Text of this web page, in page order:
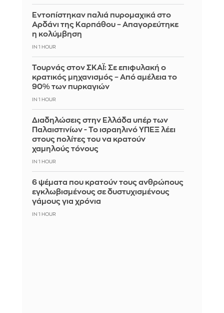
Εντοπίστηκαν παλιά πυρομαχικά στο
Αρδάνι της Καρπάθου – Απαγορεύτηκε
η κολύμβηση
IN 1 HOUR
Τουρνάς στον ΣΚΑΪ: Σε επιφυλακή ο
κρατικός μηχανισμός – Από αμέλεια το
90% των πυρκαγιών
IN 1 HOUR
Διαδηλώσεις στην Ελλάδα υπέρ των
Παλαιστινίων - Το ισραηλινό ΥΠΕΞ λέει
στους πολίτες του να κρατούν
χαμηλούς τόνους
IN 1 HOUR
6 ψέματα που κρατούν τους ανθρώπους
εγκλωβισμένους σε δυστυχισμένους
γάμους για χρόνια
IN 1 HOUR